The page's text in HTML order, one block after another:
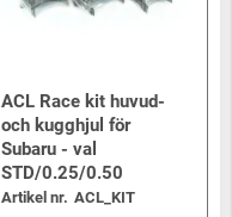
ACL Race kit huvud-
och kugghjul för
Subaru - val
STD/0.25/0.50
Artikel nr. ACL_KIT